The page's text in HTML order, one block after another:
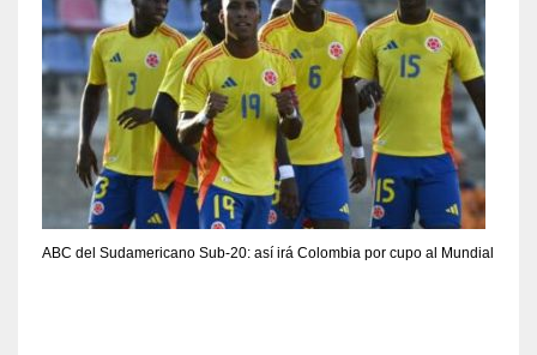
ABC del Sudamericano Sub-20: así irá Colombia por cupo al Mundial